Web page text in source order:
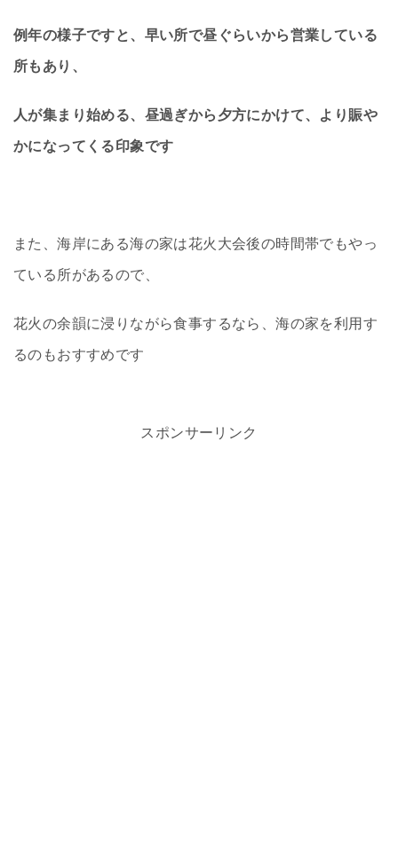
例年の様子ですと、早い所で昼ぐらいから営業している
所もあり、
人が集まり始める、昼過ぎから夕方にかけて、より賑や
かになってくる印象です
また、海岸にある海の家は花火大会後の時間帯でもやっ
ている所があるので、
花火の余韻に浸りながら食事するなら、海の家を利用す
るのもおすすめです
スポンサーリンク